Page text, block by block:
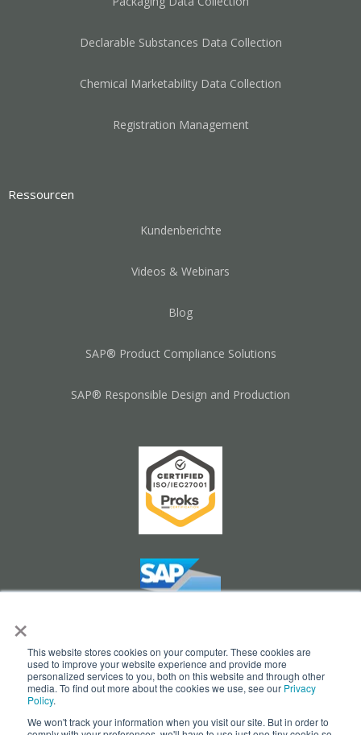
×
This website stores cookies on your computer. These cookies are
used to improve your website experience and provide more
personalized services to you, both on this website and through other
media. To find out more about the cookies we use, see our Privacy
Policy.
We won't track your information when you visit our site. But in order to
Declarable Substances Data Collection
Chemical Marketability Data Collection
Registration Management
Ressourcen
Kundenberichte
Videos & Webinars
Blog
SAP® Product Compliance Solutions
SAP® Responsible Design and Production
Cookie Settings